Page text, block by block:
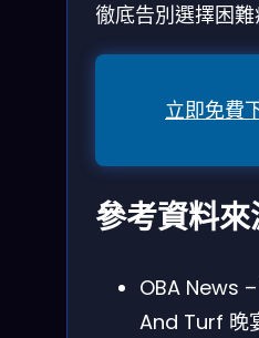
徹底告別選擇困難
立即免費
參考資料來
OBA News
And Turf 晚